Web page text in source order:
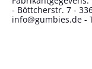
- Böttcherstr. 7 -
info@gumbies.de -